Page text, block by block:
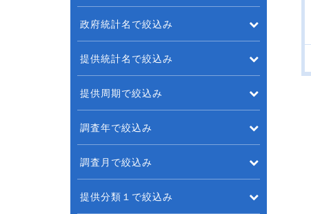
政府統計名で絞込み
提供統計名で絞込み
提供周期で絞込み
調査年で絞込み
調査月で絞込み
提供分類１で絞込み